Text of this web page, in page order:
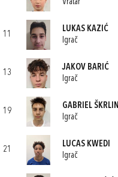
Vratar
11
LUKAS KAZIĆ
Igrač
13
JAKOV BARIĆ
Igrač
19
GABRIEL ŠKRLIN
Igrač
21
LUCAS KWEDI
Igrač